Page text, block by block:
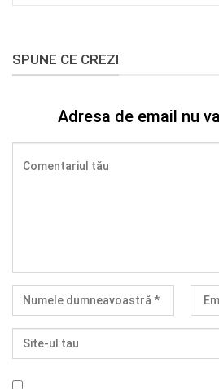
SPUNE CE CREZI
Adresa de email nu